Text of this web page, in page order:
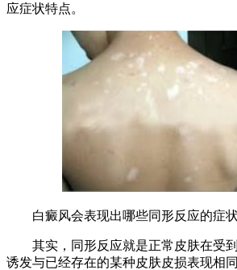
应症状特点。
白癜风会表现出哪些同形反应的症
其实，同形反应就是正常皮肤在受到
诱发与已经存在的某种皮肤皮损表现相